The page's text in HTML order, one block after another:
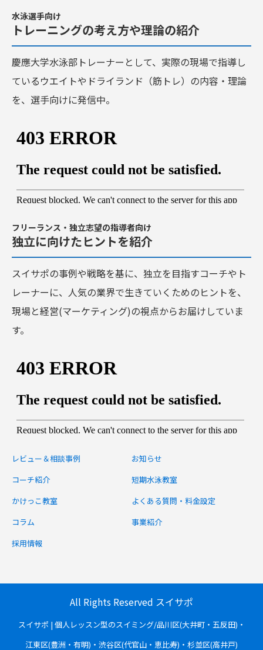
水泳選手向け
トレーニングの考え方や理論の紹介
慶應大学水泳部トレーナーとして、実際の現場で指導し
ているウエイトやドライランド（筋トレ）の内容・理論
を、選手向けに発信中。
フリーランス・独立志望の指導者向け
独立に向けたヒントを紹介
スイサポの事例や戦略を基に、独立を目指すコーチやト
レーナーに、人気の業界で生きていくためのヒントを、
現場と経営(マーケティング)の視点からお届けしていま
す。
レビュー＆相談事例
お知らせ
コーチ紹介
短期水泳教室
かけっこ教室
よくある質問・料金設定
コラム
事業紹介
採用情報
All Rights Reserved スイサポ
スイサポ | 個人レッスン型のスイミング/品川区(大井町・五反田)・
江東区(豊洲・有明)・渋谷区(代官山・恵比寿)・杉並区(高井戸)